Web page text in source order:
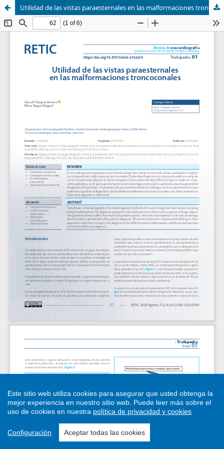
Utilidad de las vistas paraesternales en las malformaciones troncoconales
Este sitio web utiliza cookies para asegurar que usted obtenga la
mejor experiencia en nuestro sitio web. Puede leer más sobre el
uso de cookies en nuestra política de privacidad y cookies
Configuración Aceptar todas las cookies